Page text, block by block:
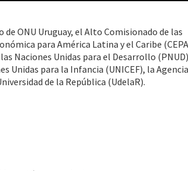
ONU Uruguay, el Alto Comisionado de las
para América Latina y el Caribe
Naciones Unidas para el Desarrollo
Unidas para la Infancia (UNICEF), la Agencia
de la República (UdelaR).